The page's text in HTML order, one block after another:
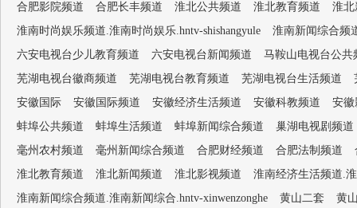
合肥影院频道
合肥长丰频道 淮北公共频道 淮北教育频道
淮北
淮南时尚娱乐频道.淮南时尚娱乐.hntv-shishangyule
淮南新闻综合频
六安电视台少儿教育频道
六安电视台新闻频道
马鞍山电视台公共
芜湖电视台徽商频道
芜湖电视台教育频道 芜湖电视台生活频道
安徽国际
安徽国际频道 安徽经济生活频道 安徽科教频道
安徽
蚌埠公共频道
蚌埠生活频道 蚌埠新闻综合频道
巢湖电视剧频道
毫州农村频道
毫州新闻综合频道 合肥财经频道 合肥法制频道
淮北教育频道
淮北新闻频道 淮北影视频道
淮南经济生活频道.
淮南新闻综合频道.淮南新闻综合.hntv-xinwenzonghe
黄山二套 黄